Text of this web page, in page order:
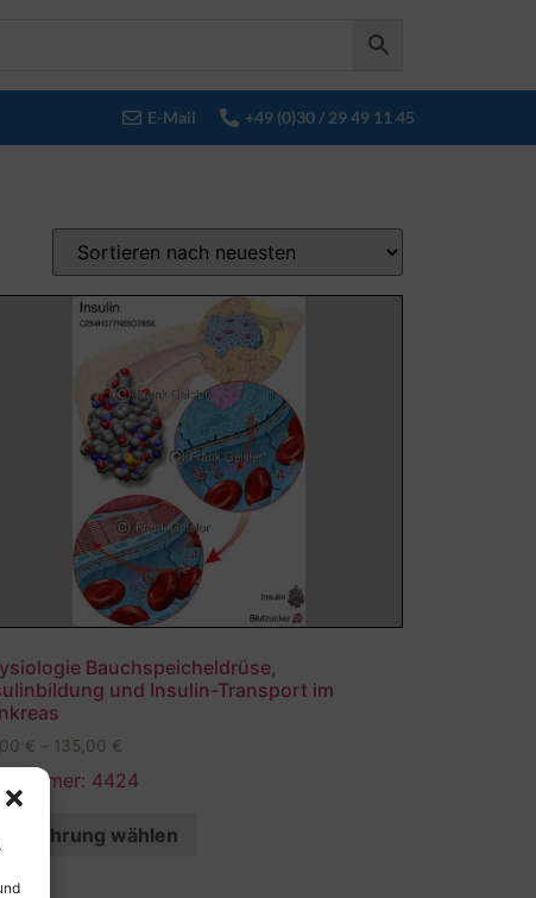
E-Mail +49 (0)30 / 29 49 11 45
Bauchspeicheldrüse,
und Insulin-Transport im
€ – 135,00 €
4424
Ausführung wählen